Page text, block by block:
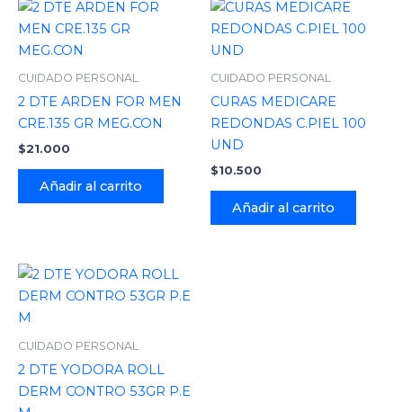
CUIDADO PERSONAL
2 DTE ARDEN FOR MEN
CRE.135 GR MEG.CON
$21.000
Añadir al carrito
CUIDADO PERSONAL
CURAS MEDICARE
REDONDAS C.PIEL 100
UND
$10.500
Añadir al carrito
CUIDADO PERSONAL
2 DTE YODORA ROLL
DERM CONTRO 53GR P.E